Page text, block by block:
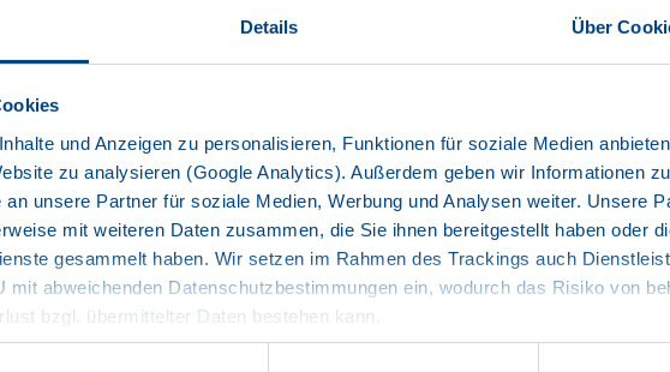
Details Über
und Anzeigen zu personalisieren, Funktionen für soziale Medien
zu analysieren (Google Analytics). Außerdem geben wir Informationen
unsere Partner für soziale Medien, Werbung und Analysen weiter. Unsere
mit weiteren Daten zusammen, die Sie ihnen bereitgestellt haben oder
gesammelt haben. Wir setzen im Rahmen des Trackings auch
mit abweichenden Datenschutzbestimmungen ein, wodurch das Risiko von
bzgl. übermittelter Daten bestehen kann.
Neufahrzeuge
Sie erhalten
24-Stunden-
Hotline kostenfrei in
Mobilitätsgarantie mit dem
Bedarf. Darüber hinaus